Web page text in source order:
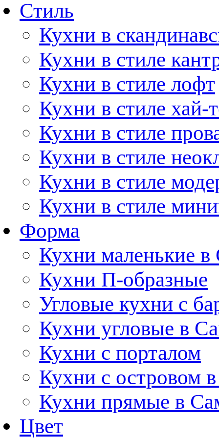
Стиль
Кухни в
Кухни в стиле
Кухни в стиле лофт
Кухни в стиле хай-
Кухни в стиле
Кухни в стиле
Кухни в стиле
Кухни в стиле
Форма
Кухни маленькие в
Кухни П-образные
Угловые кухни с
Кухни угловые в
Кухни с порталом
Кухни с островом
Кухни прямые в
Цвет